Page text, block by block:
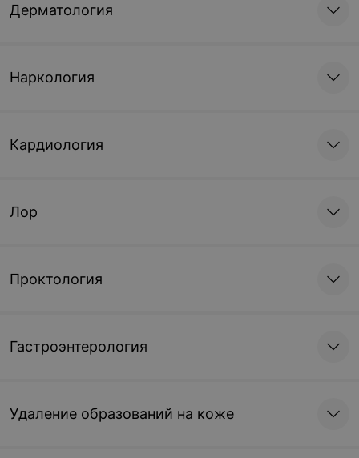
Дерматология
Наркология
Кардиология
Лор
Проктология
Гастроэнтерология
Удаление образований на коже